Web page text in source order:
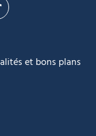
Instagram
sur Youtube
nous sur
et bons plans